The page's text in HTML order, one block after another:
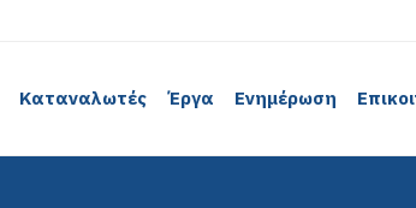
Καταναλωτές Έργα Ενημέρωση